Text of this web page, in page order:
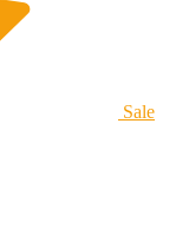
Sale